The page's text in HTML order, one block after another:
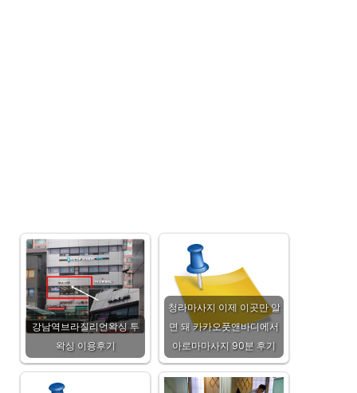
강남역브라질리언왁싱 투
왁싱 이용후기
청라마사지 이제 이곳만 알
면 돼 카카오풋앤바디에서
아로마마사지 90분 후기